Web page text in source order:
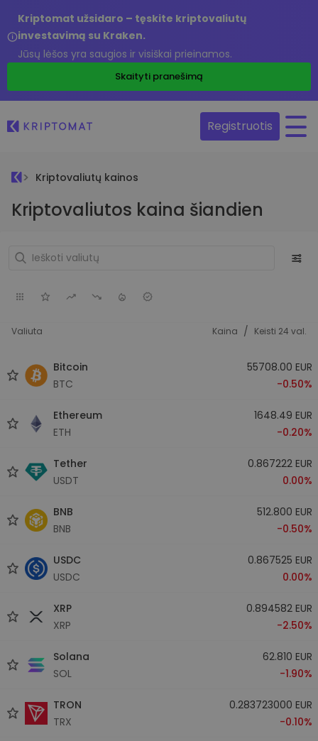
Kriptomat užsidaro – tęskite kriptovaliutų
investavimą su Kraken.
Jūsų lėšos yra saugios ir visiškai prieinamos.
Skaityti pranešimą
Registruotis
Kriptovaliutų kainos
Kriptovaliutos kaina šiandien
Valiuta Kaina / Keisti 24 val.
Bitcoin
BTC
55708.00 EUR
-0.50%
Ethereum
ETH
1648.49 EUR
-0.20%
Tether
USDT
0.867222 EUR
0.00%
BNB
BNB
512.800 EUR
-0.50%
USDC
USDC
0.867525 EUR
0.00%
XRP
XRP
0.894582 EUR
-2.50%
Solana
SOL
62.810 EUR
-1.90%
TRON
TRX
0.283723000 EUR
-0.10%